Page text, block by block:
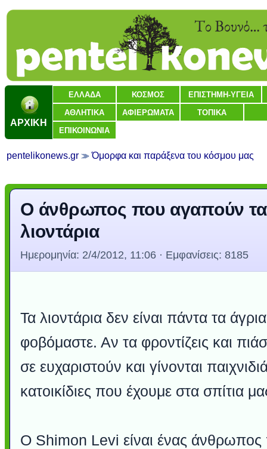
ΑΡΧΙΚΗ
ΕΛΛΑΔΑ ΚΟΣΜΟΣ ΕΠΙΣΤΗΜΗ-ΥΓΕΙΑ
ΑΘΛΗΤΙΚΑ ΑΦΙΕΡΩΜΑΤΑ ΤΟΠΙΚΑ
ΕΠΙΚΟΙΝΩΝΙΑ
pentelikonews.gr Όμορφα και παράξενα του κόσμου μας
Ο άνθρωπος που αγαπούν τα
λιοντάρια
Ημερομηνία: 2/4/2012, 11:06 · Εμφανίσεις: 8185
Τα λιοντάρια δεν είναι πάντα τα
φοβόμαστε. Αν τα φροντίζεις και
σε ευχαριστούν και γίνονται
κατοικίδιες που έχουμε στα σπίτια
Ο Shimon Levi είναι ένας άνθρωπος